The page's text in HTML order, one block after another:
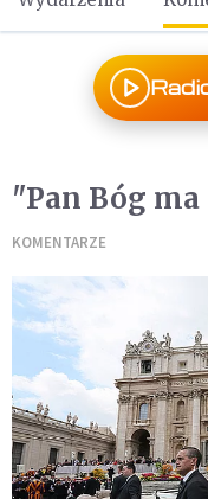
"Pan Bóg
KOMENTARZE